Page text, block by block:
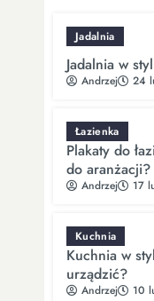
Jadalnia
Jadalnia w
Andrzej 24
Łazienka
Plakaty do
do aranżacji?
Andrzej 17
Kuchnia
Kuchnia w
urządzić?
Andrzej 10